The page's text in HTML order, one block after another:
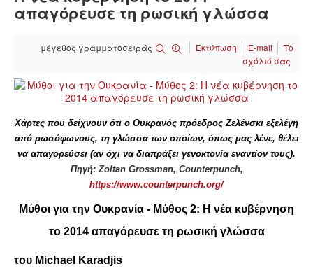
ΑΝΑΛΎΣΕΙΣ
ΟΙΚΟΝΟΜΊΑ
ΔΙΕΘΝΉ
ΕΙΔΉΣΕΙΣ
απαγόρευσε τη ρωσική γλώσσα
μέγεθος γραμματοσειράς Εκτύπωση E-mail
Το
σχόλιό σας
Χάρτες που δείχνουν ότι ο Ουκρανός πρόεδρος Ζελένσκι εξελέγη
από ρωσόφωνους, τη γλώσσα των οποίων, όπως μας λένε, θέλει
να απαγορεύσει (αν όχι να διαπράξει γενοκτονία εναντίον τους).
Πηγή: Zoltan Grossman, Counterpunch,
https://www.counterpunch.org/
Μύθοι για την Ουκρανία - Μύθος 2: Η νέα κυβέρνηση
το 2014 απαγόρευσε τη ρωσική γλώσσα
του Michael Karadjis